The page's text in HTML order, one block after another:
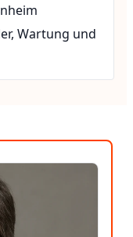
Wartung und